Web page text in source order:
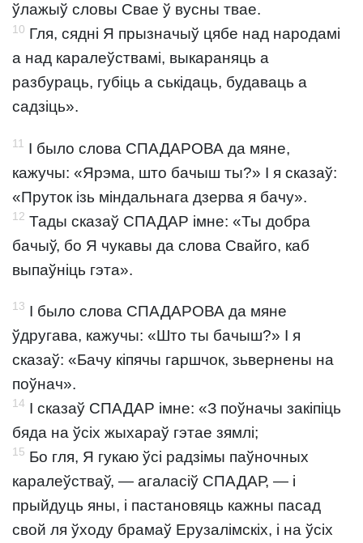
ўлажыў словы Свае ў вусны твае.
10 Гля, сядні Я прызначыў цябе над народамі
а над каралеўствамі, выкараняць а
разбураць, губіць а ськідаць, будаваць а
садзіць».
11 І было слова СПАДАРОВА да мяне,
кажучы: «Ярэма, што бачыш ты?» І я сказаў:
«Пруток ізь міндальнага дзерва я бачу».
12 Тады сказаў СПАДАР імне: «Ты добра
бачыў, бо Я чукавы да слова Свайго, каб
выпаўніць гэта».
13 І было слова СПАДАРОВА да мяне
ўдругава, кажучы: «Што ты бачыш?» І я
сказаў: «Бачу кіпячы гаршчок, зьвернены на
поўнач».
14 І сказаў СПАДАР імне: «З поўначы закіпіць
бяда на ўсіх жыхараў гэтае зямлі;
15 Бо гля, Я гукаю ўсі радзімы паўночных
каралеўстваў, — агаласіў СПАДАР, — і
прыйдуць яны, і пастановяць кажны пасад
свой ля ўходу брамаў Ерузалімскіх, і на ўсіх